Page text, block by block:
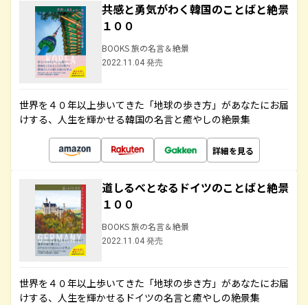
共感と勇気がわく韓国のことばと絶景
１００
BOOKS 旅の名言＆絶景
2022.11.04 発売
世界を４０年以上歩いてきた「地球の歩き方」があなたにお届
けする、人生を輝かせる韓国の名言と癒やしの絶景集
詳細を見る
道しるべとなるドイツのことばと絶景
１００
BOOKS 旅の名言＆絶景
2022.11.04 発売
世界を４０年以上歩いてきた「地球の歩き方」があなたにお届
けする、人生を輝かせるドイツの名言と癒やしの絶景集